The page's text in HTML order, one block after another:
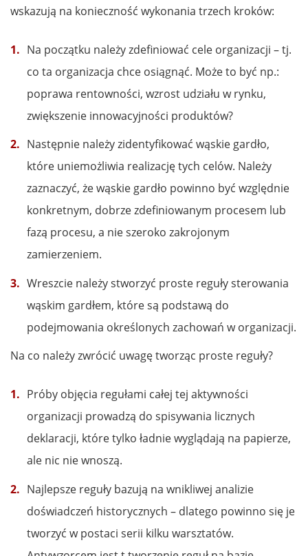
wskazują na konieczność wykonania trzech kroków:
Na początku należy zdefiniować cele organizacji – tj.
co ta organizacja chce osiągnąć. Może to być np.:
poprawa rentowności, wzrost udziału w rynku,
zwiększenie innowacyjności produktów?
Następnie należy zidentyfikować wąskie gardło,
które uniemożliwia realizację tych celów. Należy
zaznaczyć, że wąskie gardło powinno być względnie
konkretnym, dobrze zdefiniowanym procesem lub
fazą procesu, a nie szeroko zakrojonym
zamierzeniem.
Wreszcie należy stworzyć proste reguły sterowania
wąskim gardłem, które są podstawą do
podejmowania określonych zachowań w organizacji.
Na co należy zwrócić uwagę tworząc proste reguły?
Próby objęcia regułami całej tej aktywności
organizacji prowadzą do spisywania licznych
deklaracji, które tylko ładnie wyglądają na papierze,
ale nic nie wnoszą.
Najlepsze reguły bazują na wnikliwej analizie
doświadczeń historycznych – dlatego powinno się je
tworzyć w postaci serii kilku warsztatów.